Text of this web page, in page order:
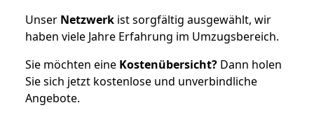
Unser Netzwerk ist sorgfältig ausgewählt, wir
haben viele Jahre Erfahrung im Umzugsbereich.
Sie möchten eine Kostenübersicht? Dann holen
Sie sich jetzt kostenlose und unverbindliche
Angebote.